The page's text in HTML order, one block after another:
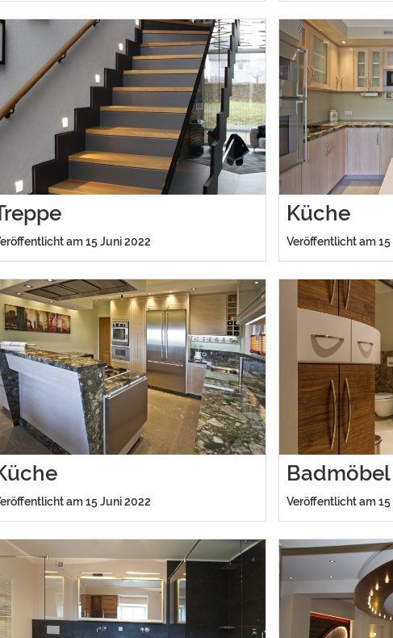
am 15 Juni 2022
Küche
Veröffentlicht am 15
am 15 Juni 2022
Badmöbel
Veröffentlicht am 15